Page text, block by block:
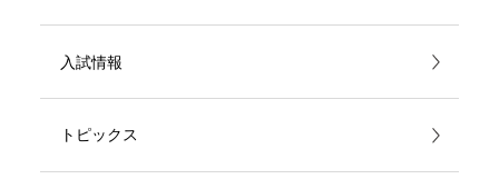
入試情報
トピックス